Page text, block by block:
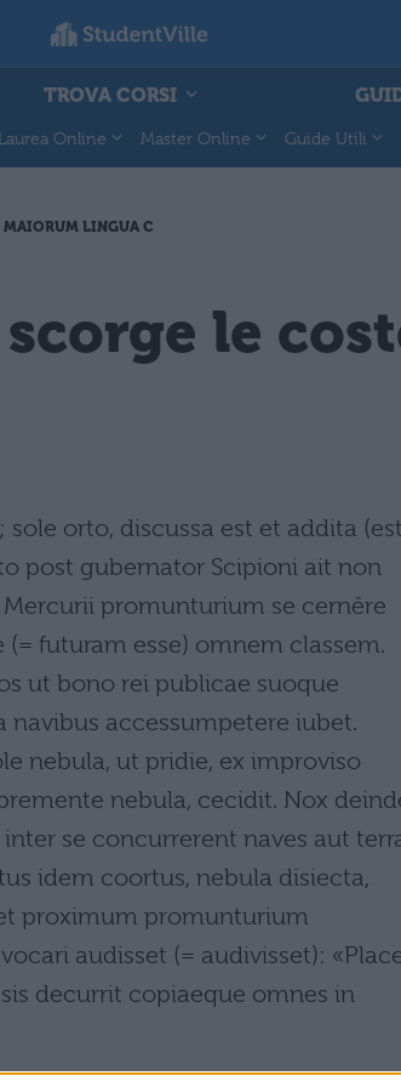
TROVA CORSI
Online Master Online Guide Utili
MAIORUM LINGUA C
le
orto, discussa est et addita
post gubernator Scipioni ait non
promunturium se cernêre
futuram esse) omnem classem.
ut bono rei publicae suoque
navibus accessumpetere iubet.
nebula, ut pridie, ex improviso
nebula, cecidit. Nox
se concurrerent naves aut
idem coortus, nebula disiecta,
proximum promunturium
audisset (= audivisset):
decurrit copiaeque omnes in